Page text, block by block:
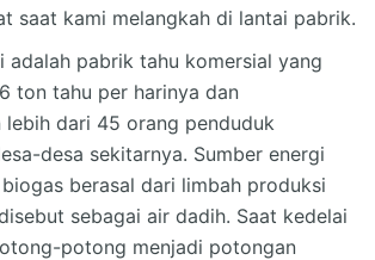
saat kami melangkah di lantai pabrik.
adalah pabrik tahu komersial yang
ton tahu per harinya dan
lebih dari 45 orang penduduk
desa sekitarnya. Sumber energi
berasal dari limbah produksi
sebagai air dadih. Saat kedelai
potong menjadi potongan